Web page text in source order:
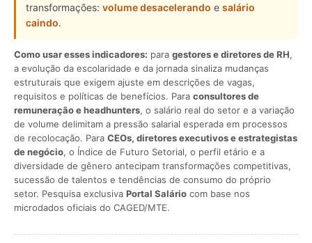
transformações: volume desacelerando e salário
caindo.
Como usar esses indicadores: para gestores e diretores de RH,
a evolução da escolaridade e da jornada sinaliza mudanças
estruturais que exigem ajuste em descrições de vagas,
requisitos e políticas de benefícios. Para consultores de
remuneração e headhunters, o salário real do setor e a variação
de volume delimitam a pressão salarial esperada em processos
de recolocação. Para CEOs, diretores executivos e estrategistas
de negócio, o Índice de Futuro Setorial, o perfil etário e a
diversidade de gênero antecipam transformações competitivas,
sucessão de talentos e tendências de consumo do próprio
setor. Pesquisa exclusiva Portal Salário com base nos
microdados oficiais do CAGED/MTE.